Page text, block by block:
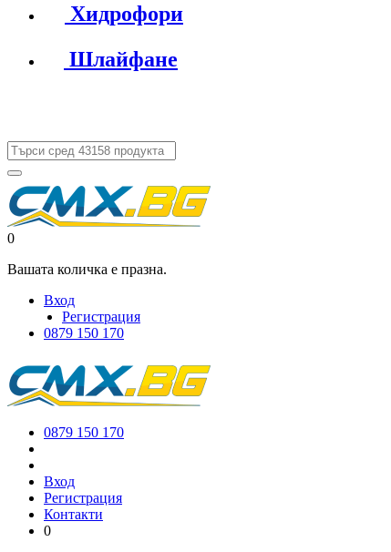
Хидрофори
Шлайфане
0
Вашата количка е празна.
Вход
Регистрация
0879 150 170
0879 150 170
Вход
Регистрация
Контакти
0